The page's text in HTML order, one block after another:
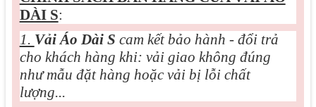
DÀI S:
1. Vải Áo Dài S cam kết bảo hành - đổi trả
cho khách hàng khi: vải giao không đúng
như mẫu đặt hàng hoặc vải bị lỗi chất
lượng...